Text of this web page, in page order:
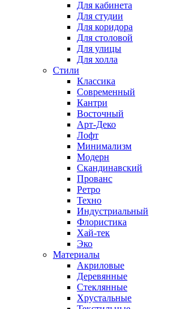
Для кабинета
Для студии
Для коридора
Для столовой
Для улицы
Для холла
Стили
Классика
Современный
Кантри
Восточный
Арт-Деко
Лофт
Минимализм
Модерн
Скандинавский
Прованс
Ретро
Техно
Индустриальный
Флористика
Хай-тек
Эко
Материалы
Акриловые
Деревянные
Стеклянные
Хрустальные